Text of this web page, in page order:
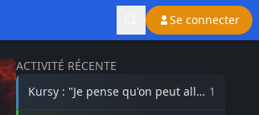
Se connecter
ACTIVITÉ RÉCENTE
Kursy : "Je pense qu'on peut aller 1